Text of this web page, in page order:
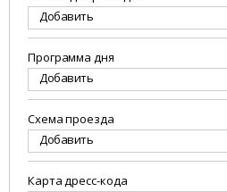
Добавить
Программа дня
Добавить
Схема проезда
Добавить
Карта дресс-кода